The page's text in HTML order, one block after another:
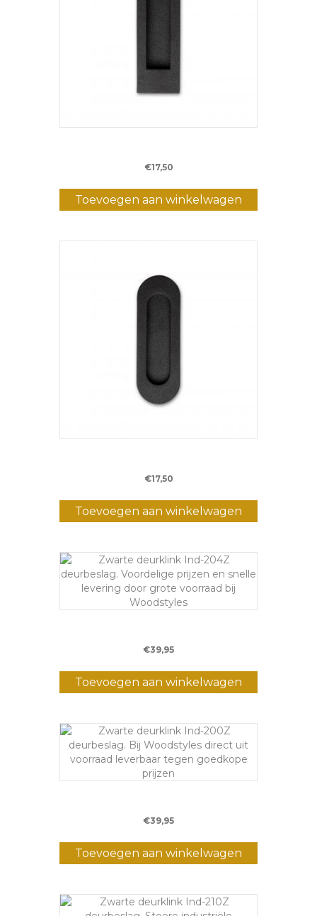
€17,50
Toevoegen aan winkelwagen
€17,50
Toevoegen aan winkelwagen
€39,95
Toevoegen aan winkelwagen
€39,95
Toevoegen aan winkelwagen